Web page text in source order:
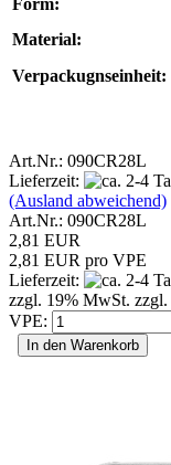
Form:
Material:
Verpackugnseinheit:
Art.Nr.: 090CR28L
Lieferzeit:
(Ausland abweichend)
Art.Nr.: 090CR28L
2,81 EUR
2,81 EUR pro VPE
Lieferzeit:
zzgl. 19% MwSt. zzgl.
VPE:
In den Warenkorb